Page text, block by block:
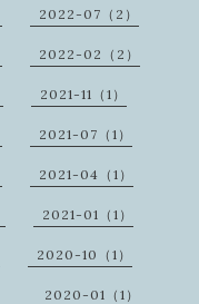
2022-07（2）
2022-02（2）
2021-11（1）
2021-07（1）
2021-04（1）
2021-01（1）
2020-10（1）
2020-01（1）